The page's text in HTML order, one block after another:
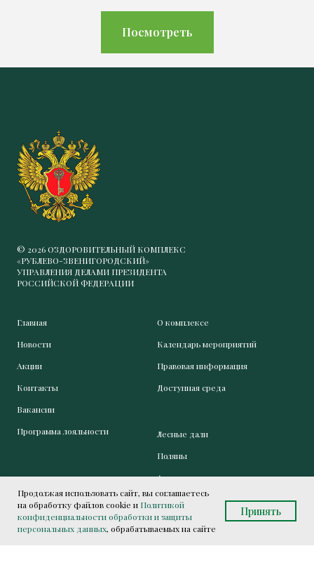
Продолжая использовать сайт, вы соглашаетесь
на обработку файлов cookie и Политикой
конфиденциальности обработки и защиты
персональных данных, обрабатываемых на сайте
Принять
Посмотреть
© 2026 ОЗДОРОВИТЕЛЬНЫЙ КОМПЛЕКС
«РУБЛЕВО-ЗВЕНИГОРОДСКИЙ»
УПРАВЛЕНИЯ ДЕЛАМИ ПРЕЗИДЕНТА
РОССИЙСКОЙ ФЕДЕРАЦИИ
Главная
Новости
Акции
Контакты
Вакансии
Программа лояльности
О комплексе
Календарь мероприятий
Правовая информация
Доступная среда
Лесные дали
Поляны
Аквапарк
Центр медицины и эстетики